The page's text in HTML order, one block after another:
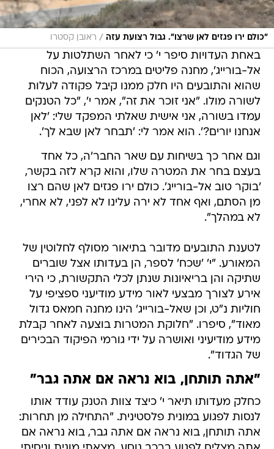
"כולם ירו פגזים לאן שרצו". גבול רצועת עזה / ראובן קסטרו
באחת העדויות סיפר י' כי לאחר השתלטות על
אל-בורייג', מחנה פליטים במרכז הרצועה, הכוח
שהוא והתובעים היו חלק ממנו קיבל פקודה לעלות
לשורה מולו. "אני זוכר את זה", אמר י', "כל הטנקים
עמדו בשורה, אני אישית שאלתי המפקד שלי: 'לאן
אנחנו יורים?'. הוא אמר לי: 'תבחר לאן שבא לך'.
וגם אחר כך בשיחות עם שאר החבר'ה, כל אחד
בעצם בחר את המטרה שלו, והוא קרא לזה בקשר,
'בוקר טוב אל-בורייג'. כולם ירו פגזים לאן שהם רצו
מן הסתם, ואף אחד לא ירה עלינו לא לפני, לא אחרי,
לא במהלך".
לטענת התובעים מדובר בתיאור מסולף לחלוטין של
המאורע. "י' 'שכח' לספר, הן בעדותו אצל שוברים
שתיקה והן בריאיונות שנתן לכלי התקשורת, כי הירי
אירע לצורך מבצעי לאור מידע מודיעני ספציפי על
חוליות נ"ט, וכן שאל-בורייג' הינו מחנה חמאס גדול
מאוד", סיפרו. "חלוקת המטרות בוצעה לאחר קבלת
מידע מודיעיני ואושרה על ידי גורמי הפיקוד הבכירים
של הגדוד".
"אתה תותחן, בוא נראה אם אתה גבר"
כחלק מעדותו תיאר י' כיצד צוות הטנק עודד אותו
לנסות לפגוע במונית פלסטינית. "התחילה מן תחרות:
אתה תותחן, בוא נראה אם אתה גבר, בוא נראה אם